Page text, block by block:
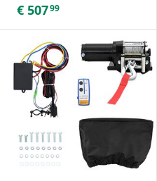
€ 50799